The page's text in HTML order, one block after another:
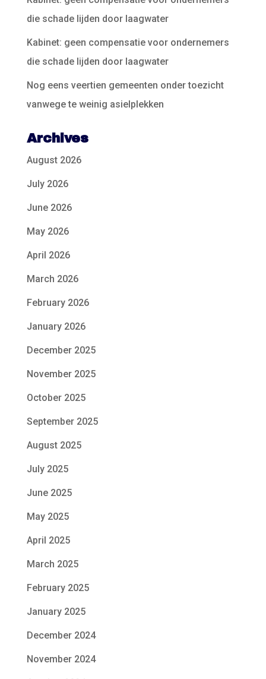
die schade lijden door laagwater
Kabinet: geen compensatie voor ondernemers
die schade lijden door laagwater
Nog eens veertien gemeenten onder toezicht
vanwege te weinig asielplekken
Archives
August 2026
July 2026
June 2026
May 2026
April 2026
March 2026
February 2026
January 2026
December 2025
November 2025
October 2025
September 2025
August 2025
July 2025
June 2025
May 2025
April 2025
March 2025
February 2025
January 2025
December 2024
November 2024